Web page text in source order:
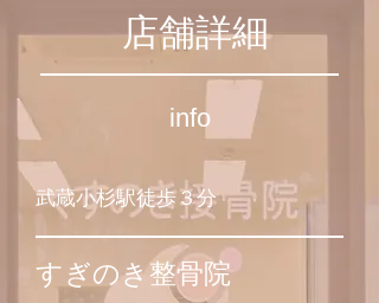
店舗詳細
info
​武蔵小杉駅徒歩３分
​すぎのき整骨院